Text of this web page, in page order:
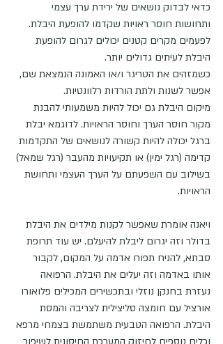
כדאי לבדוק נושאים של ירידת ערך עצמי
ותחושות חוסר ראויות שקדמו להופעת היבלת.
לפעמים מקרים קטנים יכולים לגרום להופעת
היבלת לעיתים גדולים יותר.
כשמזהים את הטריגר ו/או האמונה הנמצאת שם,
אפשר לשנות ולתת הורדות רלוונטיות.
מיקום היבלת גם יכול להיות משמעותי להבנת
מקור חוסר הערך וחוסר הראויות. לדוגמא יבלת
ברגל יכולה להיות קשורה לנושאים של התקדמות
קדימה (רגל ימין) או תקיעויות מהעבר (רגל שמאל)
בשילוב עם השפעתם על הערך העצמי ותחושת
הראויות.
ויאנה אומרת שאפשר לקנות מילדים את היבלת
בדולר וזה יגרום ליבלת להיעלם. יש עוד תרופת
סבתא, להניח תפוח אדמה על המקום, לקבור
אותו באדמה וזה יעלים את היבלת. הרפואה
נעזרת בחנקן נוזלי ובתכשירים המכילים פלואורו
אורציל עם חומצה סליצילית לצריבה והמסת
היבלת. הרפואה הטבעית משתמשת בצמחי מרפא